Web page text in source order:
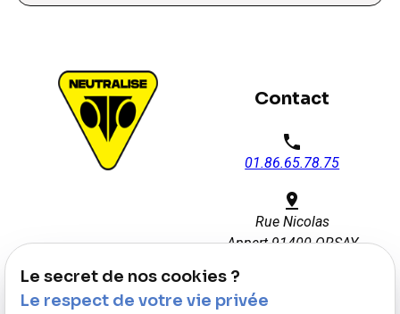
Contact
phone
01.86.65.78.75
pin_drop
Rue Nicolas
Appert91400 ORSAY
Disponible 7j/7 : 08h00 -
Le secret de nos cookies ?
Le respect de votre vie privée